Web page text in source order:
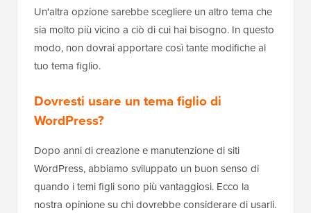
Un'altra opzione sarebbe scegliere un altro tema che
sia molto più vicino a ciò di cui hai bisogno. In questo
modo, non dovrai apportare così tante modifiche al
tuo tema figlio.
Dovresti usare un tema figlio di
WordPress?
Dopo anni di creazione e manutenzione di siti
WordPress, abbiamo sviluppato un buon senso di
quando i temi figli sono più vantaggiosi. Ecco la
nostra opinione su chi dovrebbe considerare di usarli.